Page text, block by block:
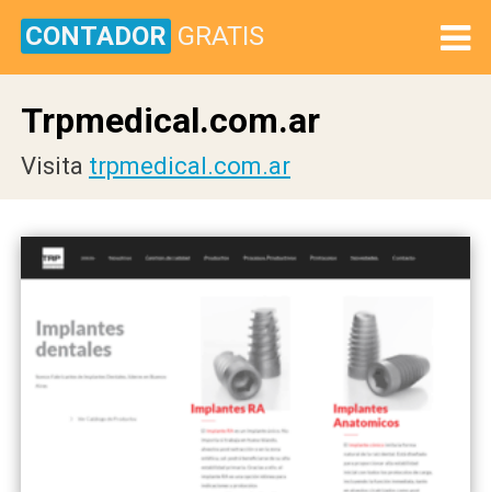
CONTADOR GRATIS
Trpmedical.com.ar
Visita trpmedical.com.ar